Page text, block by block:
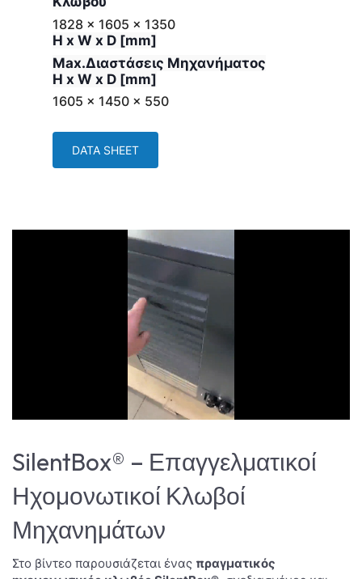
1828 x 1605 x 1350
H x W x D [mm]
Max.Διαστάσεις Μηχανήματος
H x W x D [mm]
1605 x 1450 x 550
DATA SHEET
SilentBox® – Επαγγελματικοί
Ηχομονωτικοί Κλωβοί
Μηχανημάτων
Στο βίντεο παρουσιάζεται ένας πραγματικός